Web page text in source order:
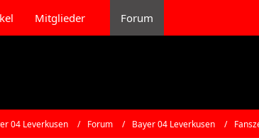
Mitglieder Forum
04 Leverkusen Forum Bayer 04 Leverkusen